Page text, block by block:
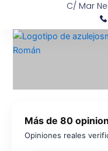
contenido
C/ Mar
Más de 80
Opiniones reales